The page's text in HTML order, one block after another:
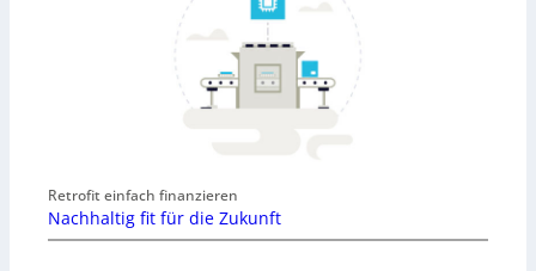
Retrofit einfach finanzieren
Nachhaltig fit für die Zukunft